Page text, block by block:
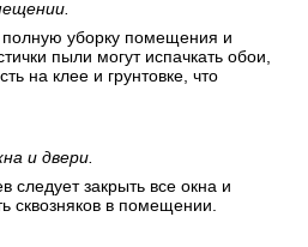
полную уборку помещения и
пыли могут испачкать обои,
на клее и грунтовке, что
и двери.
следует закрыть все окна и
сквозняков в помещении.